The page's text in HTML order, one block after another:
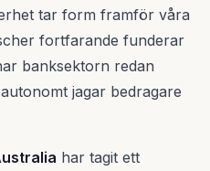
tar form framför våra
fortfarande funderar
banksektorn redan
jagar bedragare
har tagit ett